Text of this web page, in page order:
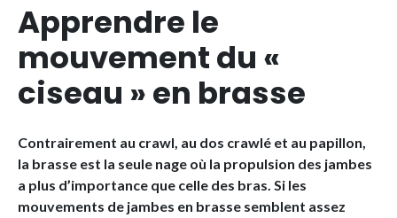
Apprendre le
mouvement du «
ciseau » en brasse
Contrairement au crawl, au dos crawlé et au papillon,
la brasse est la seule nage où la propulsion des jambes
a plus d’importance que celle des bras. Si les
mouvements de jambes en brasse semblent assez